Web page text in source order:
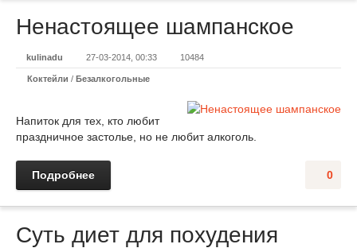
Ненастоящее шампанское
kulinadu 27-03-2014, 00:33 10484
Коктейли / Безалкогольные
Напиток для тех, кто любит
праздничное застолье, но не любит алкоголь.
0
Подробнее
Суть диет для похудения